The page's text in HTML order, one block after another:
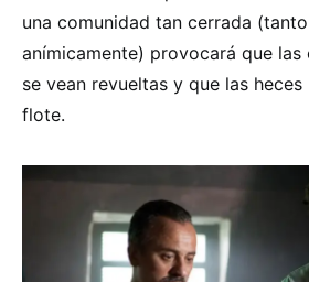
una comunidad tan cerrada
anímicamente) provocará que las
se vean revueltas y que las heces
flote.